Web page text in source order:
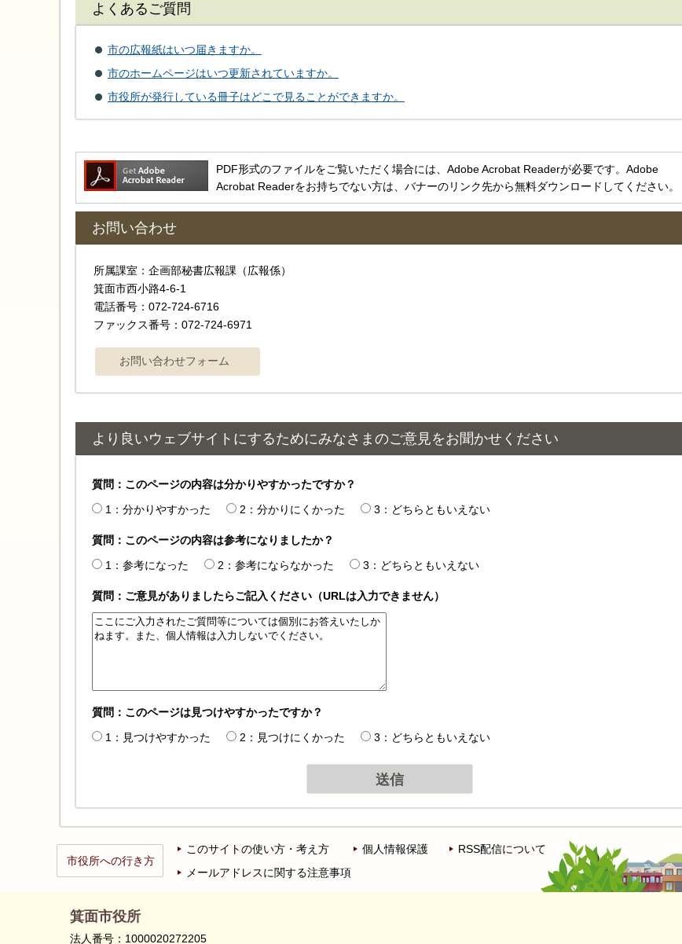
よくあるご質問
市の広報紙はいつ届きますか。
市のホームページはいつ更新されていますか。
市役所が発行している冊子はどこで見ることができますか。
PDF形式のファイルをご覧いただく場合には、Adobe Acrobat Readerが必要です。Adobe
Acrobat Readerをお持ちでない方は、バナーのリンク先から無料ダウンロードしてください。
お問い合わせ
所属課室：企画部秘書広報課（広報係）
箕面市西小路4‐6‐1
電話番号：072-724-6716
ファックス番号：072-724-6971
より良いウェブサイトにするためにみなさまのご意見をお聞かせください
質問：このページの内容は分かりやすかったですか？
1：分かりやすかった
2：分かりにくかった 3：どちらともいえない
質問：このページの内容は参考になりましたか？
1：参考になった
2：参考にならなかった 3：どちらともいえない
質問：ご意見がありましたらご記入ください（URLは入力できません）
質問：このページは見つけやすかったですか？
1：見つけやすかった
2：見つけにくかった 3：どちらともいえない
市役所への行き方
このサイトの使い方・考え方 個人情報保護
RSS配信について
メールアドレスに関する注意事項
箕面市役所
法人番号：1000020272205